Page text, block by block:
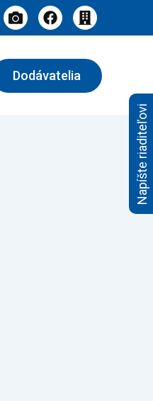
Dodávatelia
Napíšte riaditeľovi